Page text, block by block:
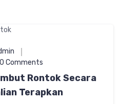
0 Comments
Rontok Secara
Terapkan